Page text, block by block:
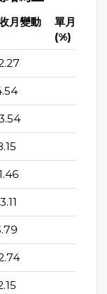
月變動
單月營收
(%)